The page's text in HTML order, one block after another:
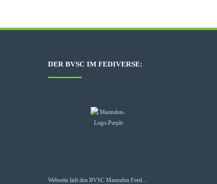
DER BVSC IM FEDIVERSE:
Webseite lädt den BVSC Mastodon Feed...